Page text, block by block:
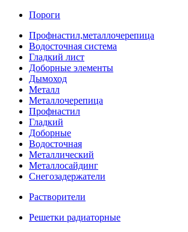
Пороги
Профнастил,металлочерепица
Водосточная система
Гладкий лист
Доборные элементы
Дымоход
Металл
Металлочерепица
Профнастил
Гладкий
Доборные
Водосточная
Металлический
Металлосайдинг
Снегозадержатели
Растворители
Решетки радиаторные